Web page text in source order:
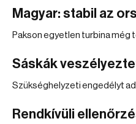
Magyar: stabil az
Pakson egyetlen turbina még
Sáskák
Szükséghelyzeti engedélyt
Rendkívüli